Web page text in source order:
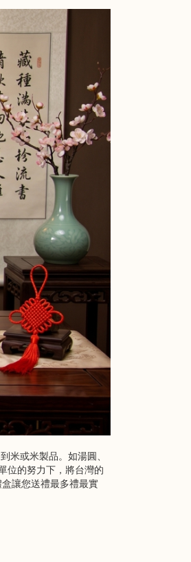
米或米製品。 如湯圓、
位的努力下，將台灣的
讓您送禮最多禮最實